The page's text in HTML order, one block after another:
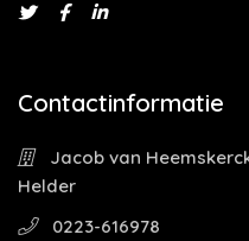
Contactinformatie
Jacob van
Helder
0223-616978